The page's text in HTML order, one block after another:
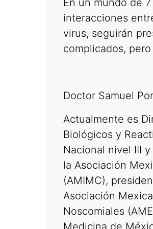
En un mundo de
interacciones
virus, seguirán
complicados,
Doctor Samuel
Actualmente es
Biológicos y
Nacional nivel III
la Asociación
(AMIMC),
Asociación
Noscomiales
Medicina de